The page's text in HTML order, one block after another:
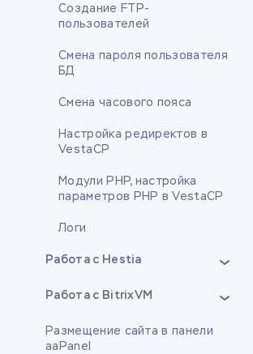
Создание FTP-
пользователей
Смена пароля пользователя
БД
Смена часового пояса
Настройка редиректов в
VestaCP
Модули PHP, настройка
параметров PHP в VestaCP
Логи
Работа с Hestia
Работа с BitrixVM
Размещение сайта в панели
aaPanel